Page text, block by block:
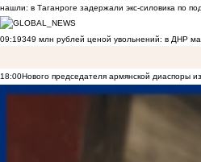
нашли: в Таганроге задержали экс-силовика по
09:19349 млн рублей ценой увольнений: в ДНР
18:00Нового председателя армянской диаспоры